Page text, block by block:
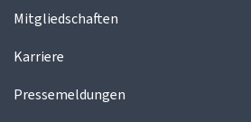
Mitgliedschaften
Karriere
Pressemeldungen